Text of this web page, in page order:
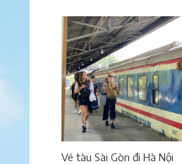
Vé tàu Sài Gòn đi Hà Nội